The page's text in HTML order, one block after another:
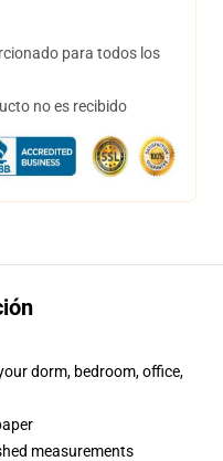
para todos los
no es recibido
dorm, bedroom, office,
measurements